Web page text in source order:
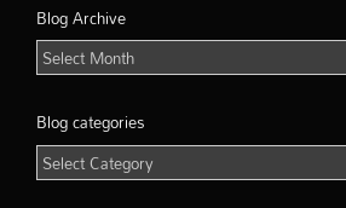
Blog Archive
Blog
Archive
Blog categories
Blog
categories